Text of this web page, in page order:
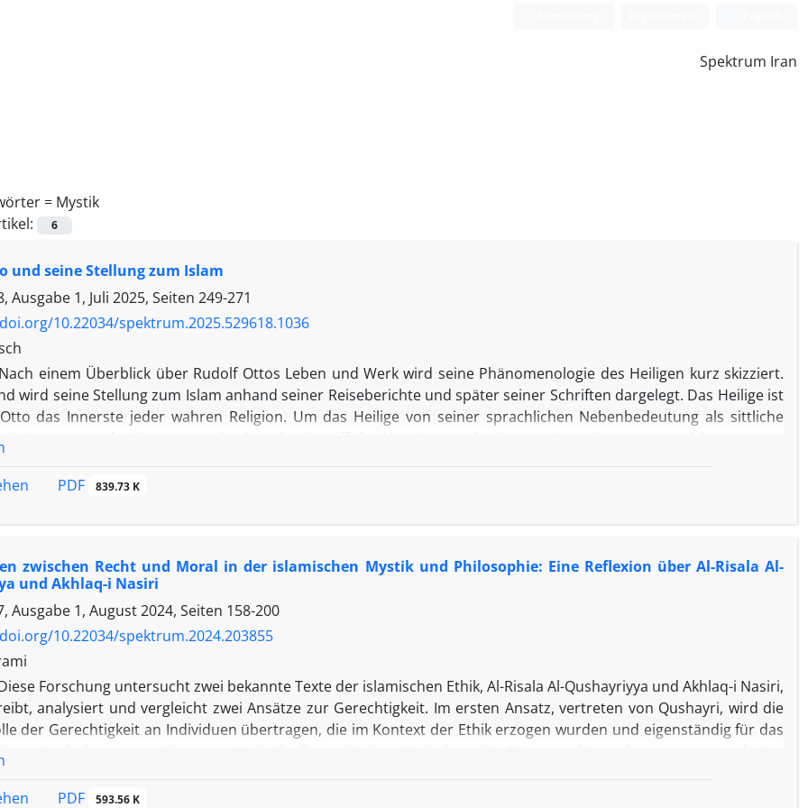
Spektrum Iran
= Mystik
6
und seine Stellung zum Islam
Ausgabe 1, Juli 2025, Seiten 249-271
10.22034/spektrum.2025.529618.1036
Nach einem Überblick über Rudolf Ottos Leben und Werk wird seine Phänomenologie des Heiligen kurz skizziert.
wird seine Stellung zum Islam anhand seiner Reiseberichte und später seiner Schriften dargelegt. Das Heilige ist
das Innerste jeder wahren Religion. Um das Heilige von seiner sprachlichen Nebenbedeutung als sittliche
zu unterscheiden, verwendet Otto den Begriff des Numinosen als eine numinose Deutungs- und Bewertungs-
Leere von Moscheen.
PDF 839.73 K
zwischen Recht und Moral in der islamischen Mystik und Philosophie: Eine Reflexion über Al-Risala Al-
und Akhlaq-i Nasiri
Ausgabe 1, August 2024, Seiten 158-200
10.22034/spektrum.2024.203855
Forschung untersucht zwei bekannte Texte der islamischen Ethik, Al-Risala Al-Qushayriyya und Akhlaq-i Nasiri,
analysiert und vergleicht zwei Ansätze zur Gerechtigkeit. Im ersten Ansatz, vertreten von Qushayri, wird die
der Gerechtigkeit an Individuen übertragen, die im Kontext der Ethik erzogen wurden und eigenständig für das
sorgen. Hier setzt individuelles ethisches Verhalten die Fürsorge für andere voraus, und eine
und hilft den Menschen in der Gesellschaft. Im Ansatz von Khaaje Nasir hingegen, der auf einem
PDF 593.56 K